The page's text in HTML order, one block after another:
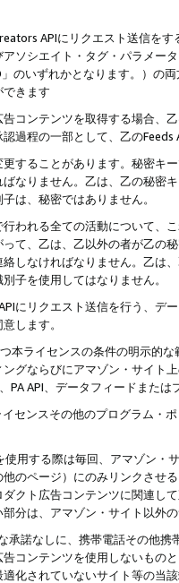
APIにリクエスト送信を
ソシエイト・タグ・パラメー
のいずれかとなります。）の
きます
コンテンツを取得する場合、
過程の一部として、乙の
することがあります。秘密キ
なりません。乙は、乙の秘密
は、秘密ではありません。
われる全ての活動について、
て、乙は、乙以外の者が乙の
しなければなりません。乙は
子を使用してはなりません。
にリクエスト送信を行う、デ
します。
本ライセンスの条件の明示的
グならびにアマゾン・サイト
PA API、データフィードまた
センスその他のプログラム・
用する際は毎回、アマゾン
のページ）にのみリンクさせ
クト広告コンテンツに関連し
分は、アマゾン・サイト以外
承諾なしに、携帯電話その他
コンテンツを使用しないもの
化されていないサイト等の当